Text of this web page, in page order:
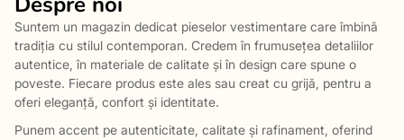
Suntem un magazin dedicat pieselor vestimentare care îmbină
tradiția cu stilul contemporan. Credem în frumusețea detaliilor
autentice, în materiale de calitate și în design care spune o
poveste. Fiecare produs este ales sau creat cu grijă, pentru a
oferi eleganță, confort și identitate.
Punem accent pe autenticitate, calitate și rafinament, oferind